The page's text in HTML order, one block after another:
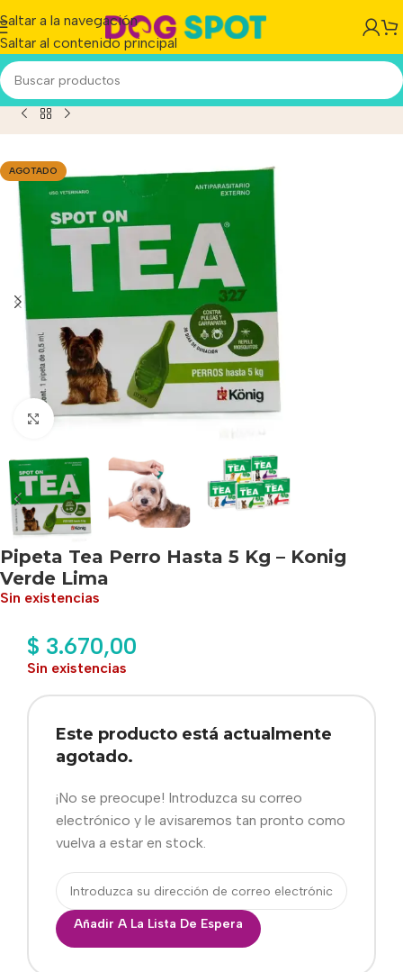
Saltar a la navegación
Saltar al contenido principal
Producto/Pipeta Tea Perro Hasta 5 Kg – Konig Verde Lima
AGOTADO
Haga clic para ampliar
Pipeta Tea Perro Hasta 5 Kg – Konig
Verde Lima
Sin existencias
$ 3.670,00
Sin existencias
Este producto está actualmente
agotado.
¡No se preocupe! Introduzca su correo
electrónico y le avisaremos tan pronto como
vuelva a estar en stock.
Añadir A La Lista De Espera